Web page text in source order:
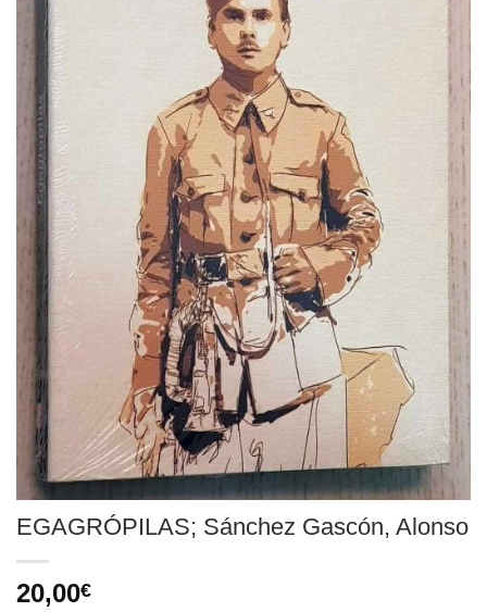
EGAGRÓPILAS; Sánchez Gascón, Alonso
20,00€